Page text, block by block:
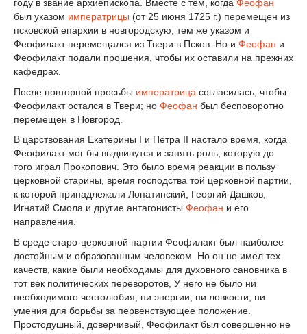
году в звание архиепископа. Вместе с тем, когда Феофан
был указом императрицы (от 25 июня 1725 г.) перемещен из
псковской епархии в новгородскую, тем же указом и
Феофилакт перемещался из Твери в Псков. Но и Феофан и
Феофилакт подали прошения, чтобы их оставили на прежних
кафедрах.
После повторной просьбы императрица согласилась, чтобы
Феофилакт остался в Твери; но Феофан был бесповоротно
перемещен в Новгород.
В царствования Екатерины I и Петра II настало время, когда
Феофилакт мог бы выдвинутся и занять роль, которую до
того играл Прокопович. Это было время реакции в пользу
церковной старины, время господства той церковной партии,
к которой принадлежали Лопатинский, Георгий Дашков,
Игнатий Смола и другие антагонисты Феофан и его
направления.
В среде старо-церковной партии Феофилакт был наиболее
достойным и образованным человеком. Но он не имел тех
качеств, какие были необходимы для духовного сановника в
тот век политических переворотов, У него не было ни
необходимого честолюбия, ни энергии, ни ловкости, ни
умения для борьбы за первенствующее положение.
Простодушный, доверчивый, Феофилакт был совершенно не